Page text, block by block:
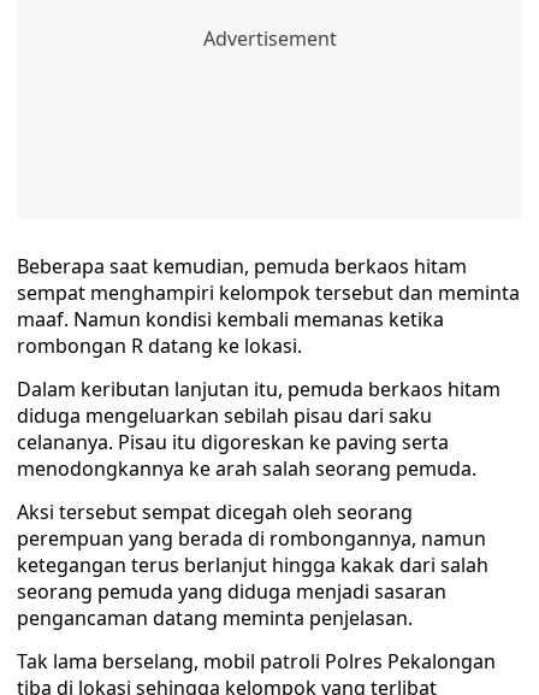
Beberapa saat kemudian, pemuda berkaos hitam
sempat menghampiri kelompok tersebut dan meminta
maaf. Namun kondisi kembali memanas ketika
rombongan R datang ke lokasi.
Dalam keributan lanjutan itu, pemuda berkaos hitam
diduga mengeluarkan sebilah pisau dari saku
celananya. Pisau itu digoreskan ke paving serta
menodongkannya ke arah salah seorang pemuda.
Aksi tersebut sempat dicegah oleh seorang
perempuan yang berada di rombongannya, namun
ketegangan terus berlanjut hingga kakak dari salah
seorang pemuda yang diduga menjadi sasaran
pengancaman datang meminta penjelasan.
Tak lama berselang, mobil patroli Polres Pekalongan
tiba di lokasi sehingga kelompok yang terlibat